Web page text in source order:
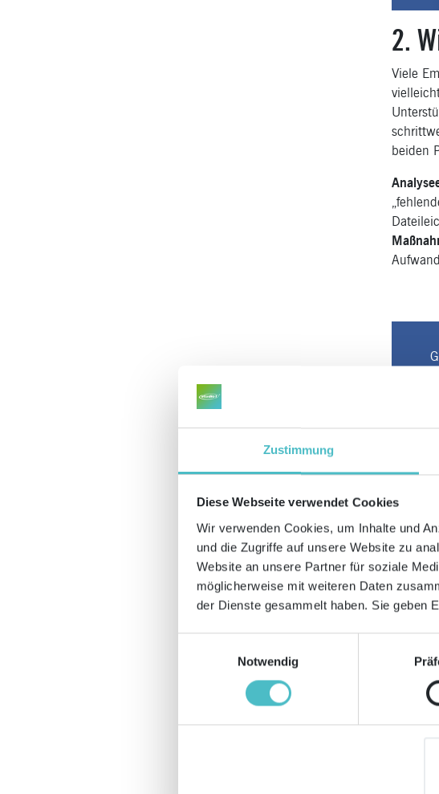
Zustimmung
Diese Webseite verwendet Cookies
Wir verwenden Cookies, um Inhalte und
und die Zugriffe auf unsere Website zu
Website an unsere Partner für soziale
möglicherweise mit weiteren Daten
der Dienste gesammelt haben. Sie geben
Notwendig
2.
Viele
beiden
3.
KMU
alles
Schritt